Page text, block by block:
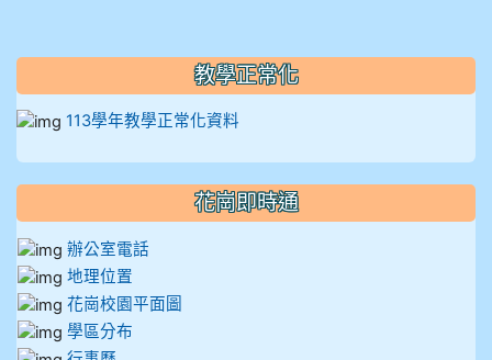
教學正常化
113學年教學正常化資料
花崗即時通
辦公室電話
地理位置
花崗校園平面圖
學區分布